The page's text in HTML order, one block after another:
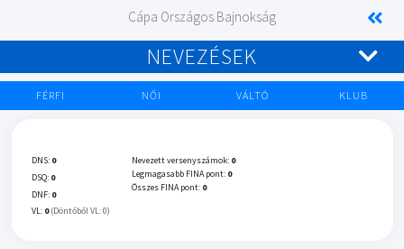
Cápa Országos Bajnokság
NEVEZÉSEK
FÉRFI NŐI VÁLTÓ KLUB
DNS: 0
DSQ: 0
DNF: 0
VL: 0 (Döntőből VL: 0)
Nevezett versenyszámok: 0
Legmagasabb FINA pont: 0
Összes FINA pont: 0